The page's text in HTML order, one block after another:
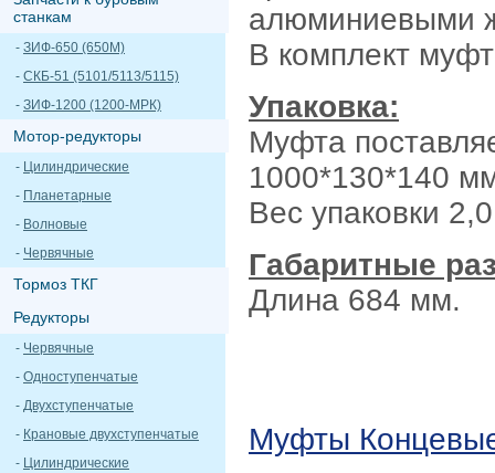
алюминиевыми
В комплект
Упаковка:
Муфта
1000*130*140
Вес упаковки 2,0
Габаритные
Длина 684 мм.
Муфты
станкам
- ЗИФ-650 (650М)
- СКБ-51 (5101/5113/5115)
- ЗИФ-1200 (1200-МРК)
Мотор-редукторы
- Цилиндрические
- Планетарные
- Волновые
- Червячные
Тормоз ТКГ
Редукторы
- Червячные
- Одноступенчатые
- Двухступенчатые
- Крановые двухступенчатые
- Цилиндрические